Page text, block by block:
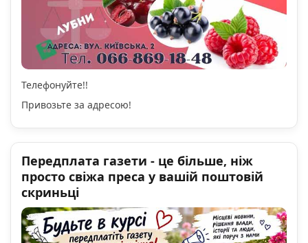
Телефонуйте!!
Привозьте за адресою!
Передплата газети - це більше, ніж
просто свіжа преса у вашій поштовій
скриньці